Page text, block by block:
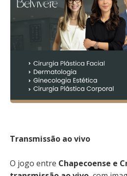
Transmissão ao vivo
O jogo entre Chapecoense e